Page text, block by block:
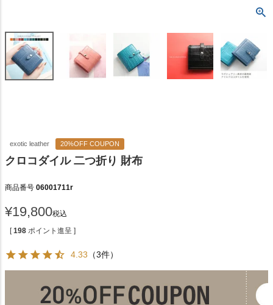
exotic leather 20%OFF COUPON
クロコダイル 二つ折り 財布
商品番号 06001711r
¥19,800税込
[ 198 ポイント進呈 ]
4.33 （3件）